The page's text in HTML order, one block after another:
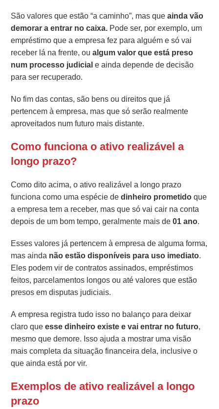
São valores que estão “a caminho”, mas queainda vão
demorar a entrar no caixa. Pode ser, por exemplo, um
empréstimo que a empresa fez para alguém e só vai
receber lá na frente, oualgum valor que está preso
num processo judiciale ainda depende de decisão
para ser recuperado.
No fim das contas, são bens ou direitos que já
pertencem à empresa, mas que só serão realmente
aproveitados num futuro mais distante.
Como funciona o ativo realizável a
longo prazo?
Como dito acima, o ativo realizável a longo prazo
funciona como uma espécie dedinheiro prometidoque
a empresa tem a receber, mas que só vai cair na conta
depois de um bom tempo, geralmente mais de01 ano.
Esses valores já pertencem à empresa de alguma forma,
mas ainda não estão disponíveis para uso imediato.
Eles podem vir de contratos assinados, empréstimos
feitos, parcelamentos longos ou até valores que estão
presos em disputas judiciais.
A empresa registra tudo isso no balanço para deixar
claro queesse dinheiro existe e vai entrar no futuro,
mesmo que demore. Isso ajuda a mostrar uma visão
mais completa da situação financeira dela, inclusive o
que ainda está por vir.
Exemplos de ativo realizável a longo
prazo